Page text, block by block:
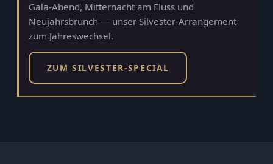
Gala-Abend, Mitternacht am Fluss und
Neujahrsbrunch — unser Silvester-Arrangement
zum Jahreswechsel.
ZUM SILVESTER-SPECIAL